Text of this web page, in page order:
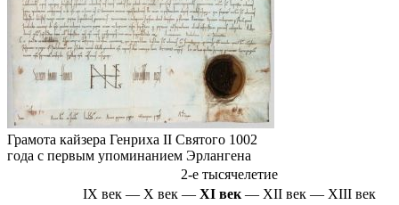
Грамота кайзера Генриха II Святого 1002
года с первым упоминанием Эрлангена
2-е тысячелетие
IX век — X век — XI век — XII век — XIII век